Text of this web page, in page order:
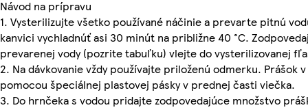
Návod na prípravu
1. Vysterilizujte všetko používané náčinie a prevarte pitnú
kanvici vychladnúť asi 30 minút na približne 40 °C.
prevarenej vody (pozrite tabuľku) vlejte do vysterilizovanej
2. Na dávkovanie vždy používajte priloženú odmerku. Prášok
pomocou špeciálnej plastovej pásky v prednej časti viečka.
3. Do hrnčeka s vodou pridajte zodpovedajúce množstvo